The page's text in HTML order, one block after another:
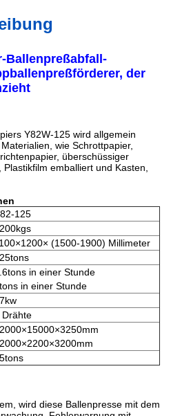
Ballenpreßabfall-
der
Y82W-125 wird allgemein
wie Schrottpapier,
überschüssiger
emballiert und Kasten,
125
(1500-1900) Millimeter
in einer Stunde
in einer Stunde
Drähte
wird diese Ballenpresse mit dem